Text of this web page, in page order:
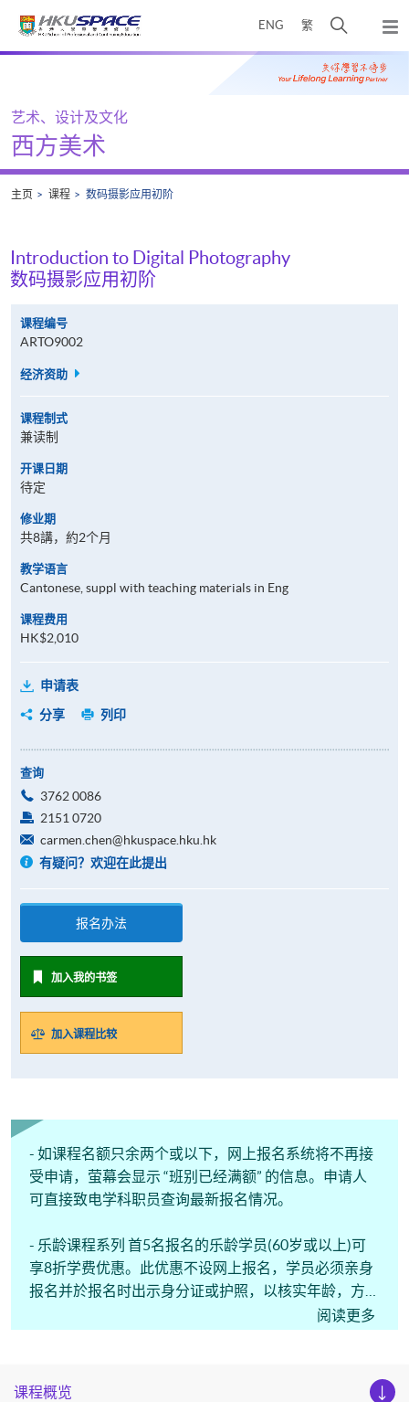
ENG 繁
开
搜
寻
弹
出
主
Main
艺术、设计及文化
西方美术
主页 课程 数码摄影应用初阶
Introduction to Digital Photography
数码摄影应用初阶
课程编号
ARTO9002
经济资助
课程制式
兼读制
开课日期
待定
修业期
共8講，約2个月
教学语言
Cantonese, suppl with teaching materials in Eng
课程费用
HK$2,010
申请表
分享
列印
查询
3762 0086
2151 0720
carmen.chen@hkuspace.hku.hk
有疑问？欢迎在此提出
报名办法
加入我的书签
加入课程比较
- 如课程名额只余两个或以下，网上报名系统将不再接
受申请，萤幕会显示 “班别已经满额” 的信息。申请人
可直接致电学科职员查询最新报名情况。
- 乐龄课程系列 首5名报名的乐龄学员(60岁或以上)可
享8折学费优惠。此优惠不设网上报名，学员必须亲身
报名并於报名时出示身分证或护照，以核实年龄，方可
阅读更多
课程概览